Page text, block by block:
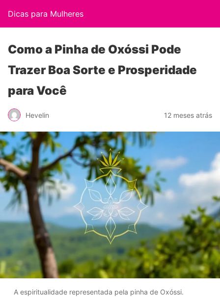
Dicas para Mulheres
Como a Pinha de Oxóssi Pode
Trazer Boa Sorte e Prosperidade
para Você
Hevelin 12 meses atrás
A espiritualidade representada pela pinha de Oxóssi.